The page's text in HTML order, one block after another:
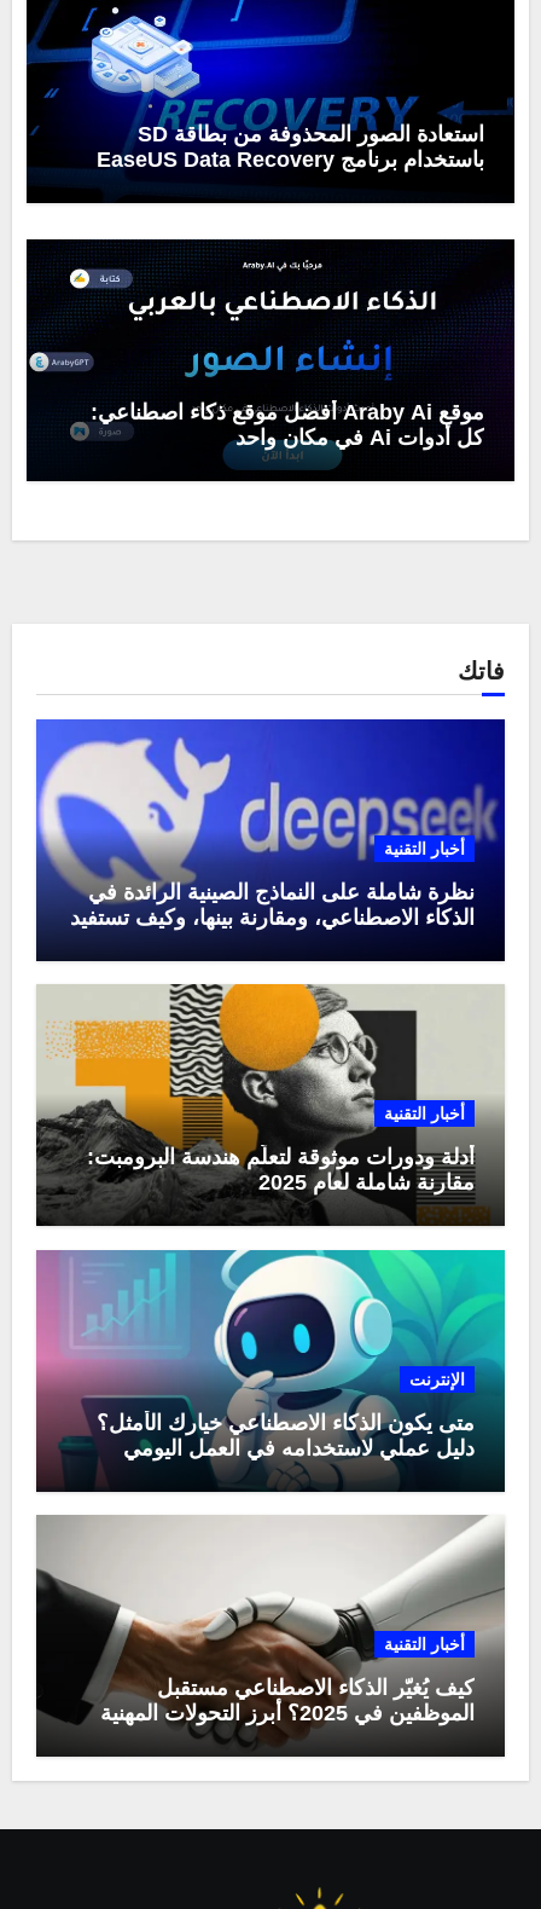
استعادة الصور المحذوفة من بطاقة SD
باستخدام برنامج EaseUS Data Recovery
موقع Araby Ai أفضل موقع ذكاء اصطناعي:
كل أدوات Ai في مكان واحد
فاتك
أخبار التقنية
نظرة شاملة على النماذج الصينية الرائدة في
الذكاء الاصطناعي، ومقارنة بينها، وكيف تستفيد
أخبار التقنية
أدلة ودورات موثوقة لتعلّم هندسة البرومبت:
مقارنة شاملة لعام 2025
الإنترنت
متى يكون الذكاء الاصطناعي خيارك الأمثل؟
دليل عملي لاستخدامه في العمل اليومي
أخبار التقنية
كيف يُغيّر الذكاء الاصطناعي مستقبل
الموظفين في 2025؟ أبرز التحولات المهنية